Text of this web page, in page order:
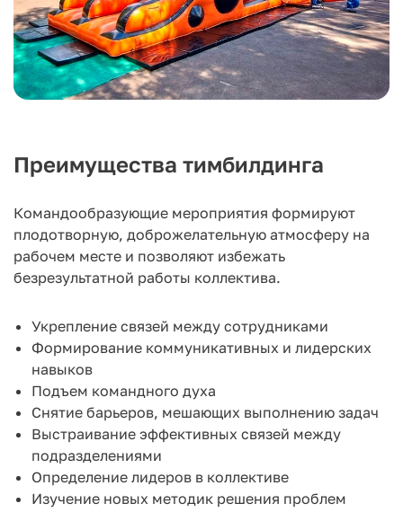
Преимущества тимбилдинга
Командообразующие мероприятия формируют
плодотворную, доброжелательную атмосферу на
рабочем месте и позволяют избежать
безрезультатной работы коллектива.
Укрепление связей между сотрудниками
Формирование коммуникативных и лидерских
навыков
Подъем командного духа
Снятие барьеров, мешающих выполнению задач
Выстраивание эффективных связей между
подразделениями
Определение лидеров в коллективе
Изучение новых методик решения проблем